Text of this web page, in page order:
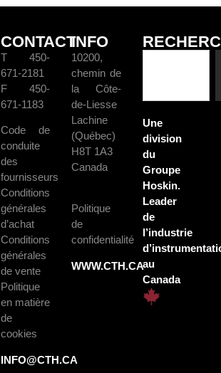
CONTACT
T 450-
671-2181
F 450-
671-1183
Code de
conduite
des
fournisseurs
Conditions
générales
d’achat
Conditions
générales
de vente
Politique
en matière
de
cookies
INFO@CTH.CA
INFO
10200,
chemin de
la Côte-
de-Liesse
Lachine
(Québec)
H8T 1A3
Canada
Politique
de
confidentialité
WWW.CTH.CA
Une
division
du
Groupe
Hoskin.
Leader
de
l’industrie
au
Canada